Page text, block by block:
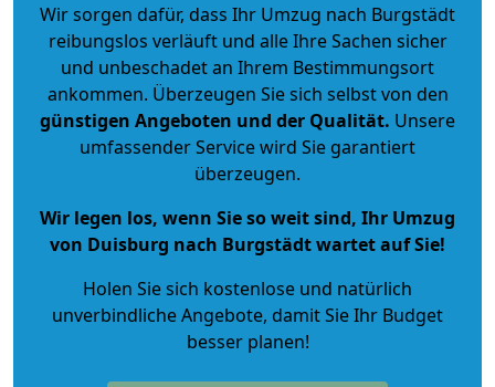
Wir sorgen dafür, dass Ihr Umzug nach Burgstädt
reibungslos verläuft und alle Ihre Sachen sicher
und unbeschadet an Ihrem Bestimmungsort
ankommen. Überzeugen Sie sich selbst von den
günstigen Angeboten und der Qualität. Unsere
umfassender Service wird Sie garantiert
überzeugen.
Wir legen los, wenn Sie so weit sind, Ihr Umzug
von Duisburg nach Burgstädt wartet auf Sie!
Holen Sie sich kostenlose und natürlich
unverbindliche Angebote, damit Sie Ihr Budget
besser planen!